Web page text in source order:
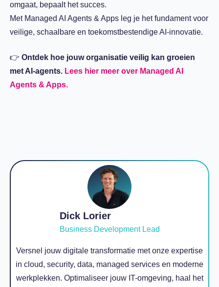
omgaat, bepaalt het succes.
Met Managed AI Agents & Apps leg je het fundament voor
veilige, schaalbare en toekomstbestendige AI-innovatie.
👉 Ontdek hoe jouw organisatie veilig kan groeien
met AI-agents. Lees hier meer over Managed AI
Agents & Apps.
Dick Lorier
Business Development Lead
Versnel jouw digitale transformatie met onze expertise
in cloud, security, data, managed services en moderne
werkplekken. Optimaliseer jouw IT-omgeving, haal het